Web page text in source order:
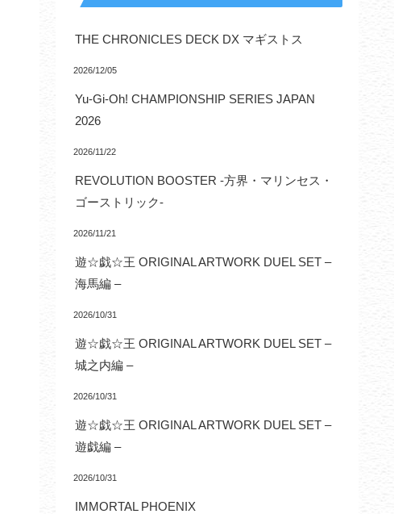
THE CHRONICLES DECK DX マギストス
2026/12/05
Yu-Gi-Oh! CHAMPIONSHIP SERIES JAPAN
2026
2026/11/22
REVOLUTION BOOSTER -方界・マリンセス・
ゴーストリック-
2026/11/21
遊☆戯☆王 ORIGINAL ARTWORK DUEL SET –
海馬編 –
2026/10/31
遊☆戯☆王 ORIGINAL ARTWORK DUEL SET –
城之内編 –
2026/10/31
遊☆戯☆王 ORIGINAL ARTWORK DUEL SET –
遊戯編 –
2026/10/31
IMMORTAL PHOENIX